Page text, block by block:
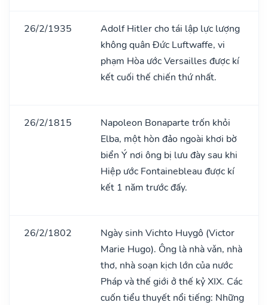
26/2/1935
Adolf Hitler cho tái lập lực lượng
không quân Đức Luftwaffe, vi
phạm Hòa ước Versailles được kí
kết cuối thế chiến thứ nhất.
26/2/1815
Napoleon Bonaparte trốn khỏi
Elba, một hòn đảo ngoài khơi bờ
biển Ý nơi ông bị lưu đày sau khi
Hiệp ước Fontainebleau được kí
kết 1 năm trước đấy.
26/2/1802
Ngày sinh Vichto Huygô (Victor
Marie Hugo). Ông là nhà vǎn, nhà
thơ, nhà soạn kịch lớn của nước
Pháp và thế giới ở thế kỷ XIX. Các
cuốn tiểu thuyết nổi tiếng: Những